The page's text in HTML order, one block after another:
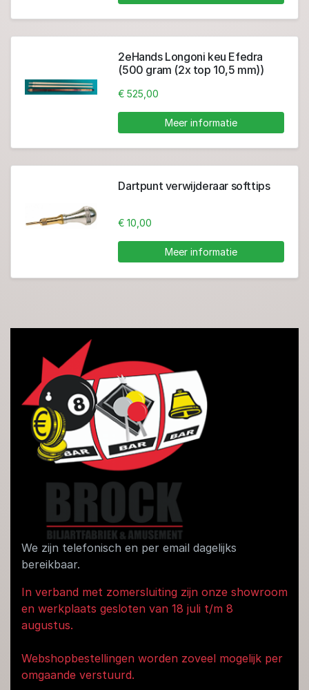
2eHands Longoni keu Efedra
(500 gram (2x top 10,5 mm))
€ 525,00
Meer informatie
Dartpunt verwijderaar softtips
€ 10,00
Meer informatie
We zijn telefonisch en per email dagelijks
bereikbaar.
In verband met zomersluiting zijn onze showroom
en werkplaats gesloten van 18 juli t/m 8
augustus.
Webshopbestellingen worden zoveel mogelijk per
omgaande verstuurd.